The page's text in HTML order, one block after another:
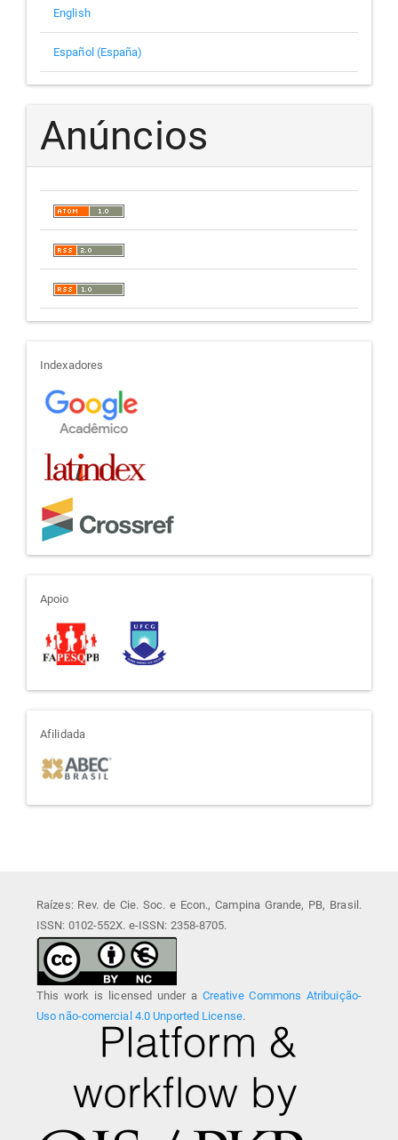
English
Español (España)
Anúncios
indexadores
Indexadores
apoio
Apoio
afiliada
Afilidada
Raízes: Rev. de Cie. Soc. e Econ., Campina Grande, PB, Brasil.
ISSN: 0102-552X. e-ISSN: 2358-8705.
This work is licensed under a Creative Commons Atribuição-
Uso não-comercial 4.0 Unported License.